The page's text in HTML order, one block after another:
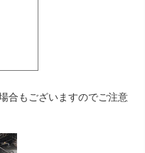
合もございますのでご注意